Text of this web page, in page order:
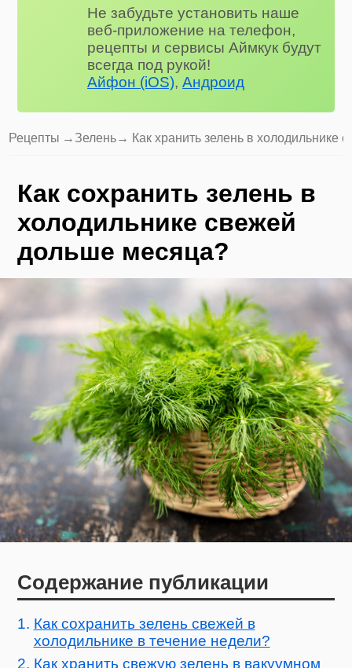
Не забудьте установить наше
веб-приложение на телефон,
рецепты и сервисы Аймкук будут
всегда под рукой!
Айфон (iOS),Андроид
Рецепты → Зелень→ Как хранить зелень в холодильнике
Как сохранить зелень в
холодильнике свежей
дольше месяца?
Содержание публикации
Как сохранить зелень свежей в
холодильнике в течение недели?
Как хранить свежую зелень в вакуумном